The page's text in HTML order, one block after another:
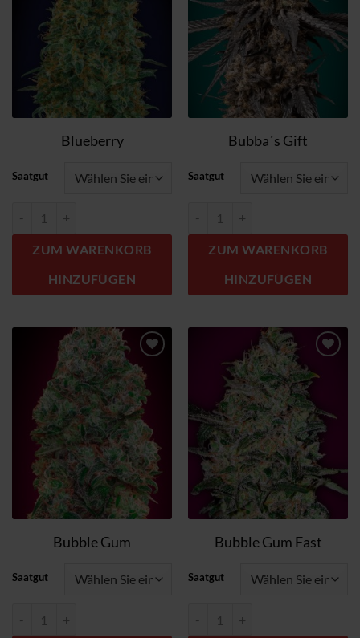
Blueberry
Saatgut
ZUM WARENKORB
HINZUFÜGEN
Bubba´s Gift
Saatgut
ZUM WARENKORB
HINZUFÜGEN
Zum
Wunschzettel
hinzufügen
Bubble Gum
Saatgut
Zum
Wunschzettel
hinzufügen
Bubble Gum Fast
Saatgut